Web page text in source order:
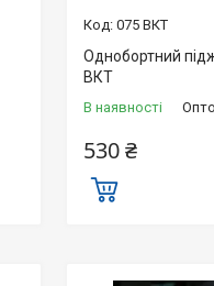
075 ВКТ
Однобортний
ВКТ
В наявності
530 ₴